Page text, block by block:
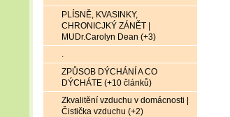
PLÍSNĚ, KVASINKY,
CHRONICJKÝ ZÁNĚT |
MUDr.Carolyn Dean (+3)
.
ZPŮSOB DÝCHÁNÍ A CO
DÝCHÁTE (+10 článků)
Zkvalitění vzduchu v domácnosti |
Čistička vzduchu (+2)